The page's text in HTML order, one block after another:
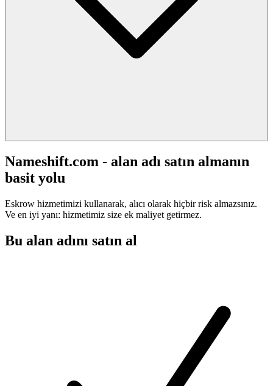
Nameshift.com - alan adı satın almanın
basit yolu
Eskrow hizmetimizi kullanarak, alıcı olarak hiçbir risk almazsınız.
Ve en iyi yanı: hizmetimiz size ek maliyet getirmez.
Bu alan adını satın al